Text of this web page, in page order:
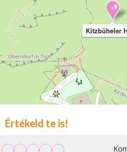
Kitzbüheler
Értékeld te is!